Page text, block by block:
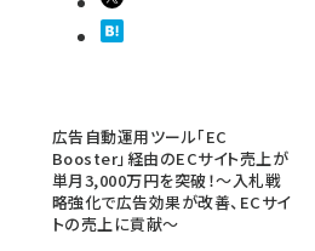
広告自動運用ツール「EC
Booster」経由のECサイト売上が
単月3,000万円を突破！～入札戦
略強化で広告効果が改善、ECサイ
トの売上に貢献～